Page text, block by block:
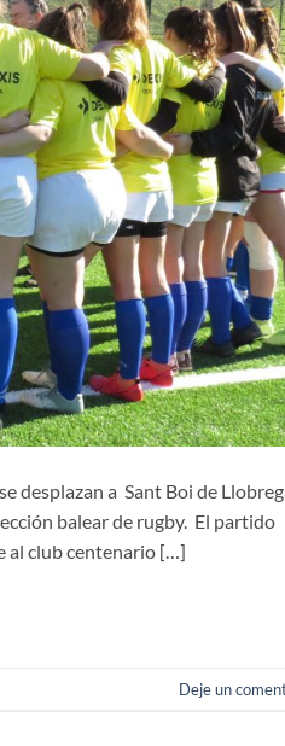
desplazan a Sant Boi de
balear de rugby. El partido
al club centenario […]
Deje un